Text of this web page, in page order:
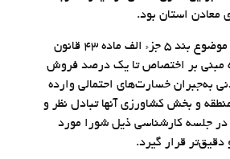
معادن استان بود.
همچنین درخصوص موضوع بند ۵ جزء الف ماده ۴۳ قانون
مبنی بر اختصاص تا یک‌ درصد فروش
به‌جبران خسارت‌های احتمالی وارده
و بخش کشاورزی آنها تبادل نظر و
جلسه کارشناسی ذیل شورا مورد
قرار گیرد.